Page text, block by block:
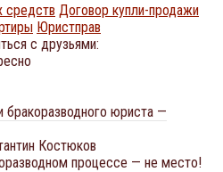
средств Договор купли-продажи
Юристправ
с друзьями:
юриста —
Костюков
процессе — не место!